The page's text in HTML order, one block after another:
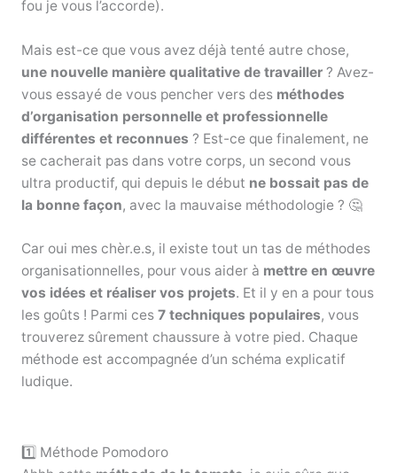
fou je vous l’accorde).
Mais est-ce que vous avez déjà tenté autre chose,
une nouvelle manière qualitative de travailler? Avez-
vous essayé de vous pencher vers des méthodes
d’organisation personnelle et professionnelle
différentes et reconnues ? Est-ce que finalement, ne
se cacherait pas dans votre corps, un second vous
ultra productif, qui depuis le début ne bossait pas de
la bonne façon, avec la mauvaise méthodologie ? 🤔
Car oui mes chèr.e.s, il existe tout un tas de méthodes
organisationnelles, pour vous aider à mettre en œuvre
vos idées et réaliser vos projets. Et il y en a pour tous
les goûts ! Parmi ces7 techniques populaires, vous
trouverez sûrement chaussure à votre pied. Chaque
méthode est accompagnée d’un schéma explicatif
ludique.
1️⃣ Méthode Pomodoro